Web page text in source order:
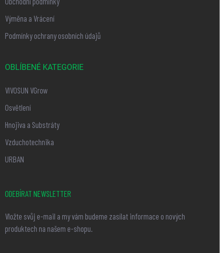
Výměna a Vrácení
Podmínky ochrany osobních údajů
OBLÍBENÉ KATEGORIE
VIVOSUN VGrow
Osvětlení
Hnojiva a Substráty
Vzduchotechnika
URBAN
ODEBÍRAT NEWSLETTER
Vložte svůj e-mail a my vám budeme zasílat informace o nových
produktech na našem e-shopu.